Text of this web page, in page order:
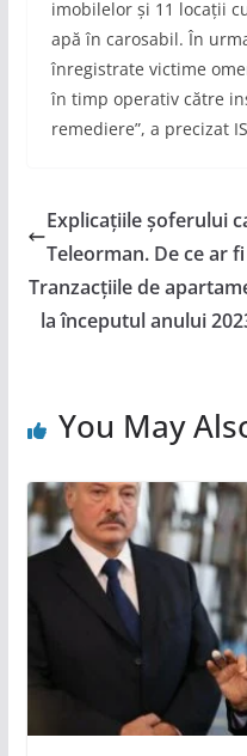
imobilelor și 11 locații
apă în carosabil. În
înregistrate victime
în timp operativ către
remediere”, a precizat
Explicațiile șoferului
Teleorman. De ce ar
Tranzacțiile de
la începutul anului
You May